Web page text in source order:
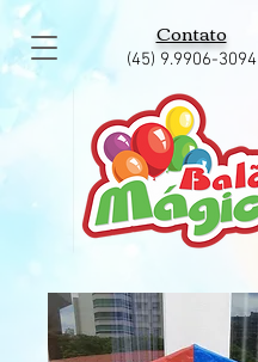
Contato
(45) 9.9906-3094